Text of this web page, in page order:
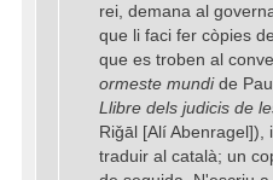
rei, demana al
que li faci fer còpies
que es troben al
ormeste mundide Pau
Llibre dels judicis de
Riǧāl [Alí
traduir al català; un